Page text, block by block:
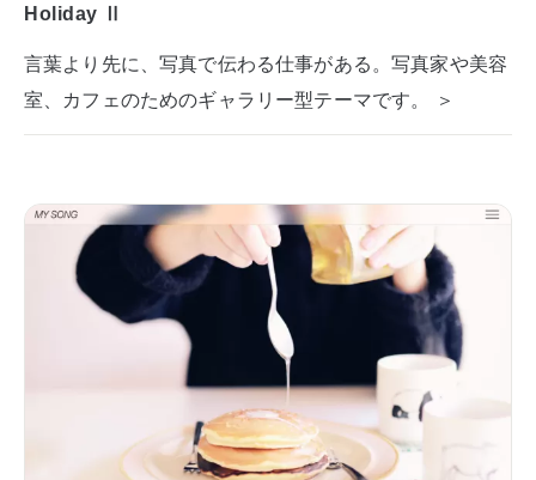
Holiday Ⅱ
言葉より先に、写真で伝わる仕事がある。写真家や美容
室、カフェのためのギャラリー型テーマです。 ＞